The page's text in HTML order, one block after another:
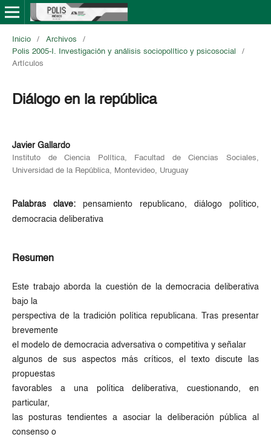
Inicio / Archivos
/
Polis 2005-I. Investigación y análisis sociopolítico y psicosocial
/
Artículos
Diálogo en la república
Javier Gallardo
Instituto de Ciencia Política, Facultad de Ciencias Sociales,
Universidad de la República, Montevideo, Uruguay
Palabras clave: pensamiento republicano, diálogo político,
democracia deliberativa
Resumen
Este trabajo aborda la cuestión de la democracia deliberativa
bajo la
perspectiva de la tradición política republicana. Tras presentar
brevemente
el modelo de democracia adversativa o competitiva y señalar
algunos de sus aspectos más críticos, el texto discute las
propuestas
favorables a una política deliberativa, cuestionando, en
particular,
las posturas tendientes a asociar la deliberación pública al
consenso o